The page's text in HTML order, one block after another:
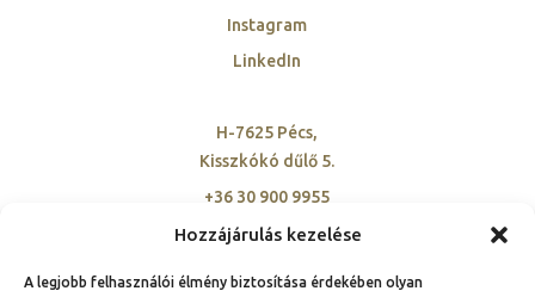
Hozzájárulás kezelése
A legjobb felhasználói élmény biztosítása érdekében olyan
Instagram
LinkedIn
H-7625 Pécs,
Kisszkókó dűlő 5.
+36 30 900 9955
szovetseg@ambassadorclub-hu.org